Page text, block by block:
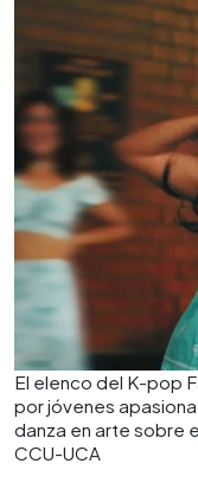
El elenco del K-pop
por jóvenes
danza en arte sobre
CCU-UCA